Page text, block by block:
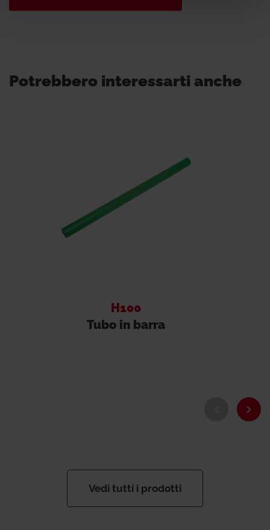
Potrebbero interessarti anche
H100
Tubo in barra
Vedi tutti i prodotti